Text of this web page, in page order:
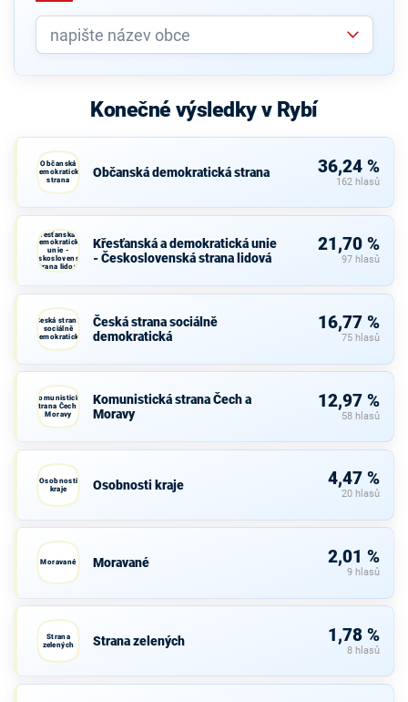
Konečné výsledky v Rybí
Občanská
demokratická
strana
Občanská demokratická strana 36,24 %
162 hlasů
Křesťanská a
demokratická
unie -
Československá
strana lidová
Křesťanská a demokratická unie
- Československá strana lidová
21,70 %
97 hlasů
Česká strana
sociálně
demokratická
Česká strana sociálně
demokratická
16,77 %
75 hlasů
Komunistická
strana Čech a
Moravy
Komunistická strana Čech a
Moravy
12,97 %
58 hlasů
Osobnosti
kraje
Osobnosti kraje 4,47 %
20 hlasů
Moravané Moravané 2,01 %
9 hlasů
Strana
zelených
Strana zelených 1,78 %
8 hlasů